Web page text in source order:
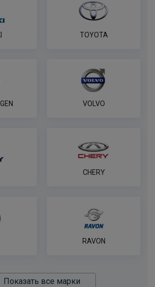
TOYOTA
VOLVO
CHERY
RAVON
Показать все марки